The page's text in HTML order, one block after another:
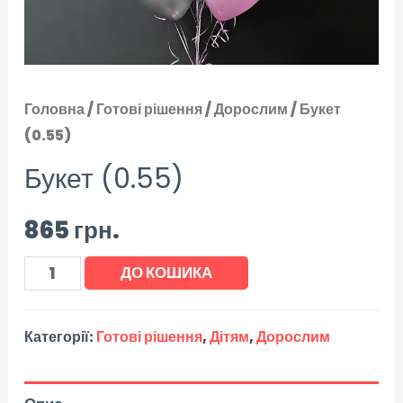
Головна/Готові рішення/Дорослим/ Букет
(0.55)
Букет (0.55)
865грн.
ДО КОШИКА
Категорії: Готові рішення,Дітям,Дорослим